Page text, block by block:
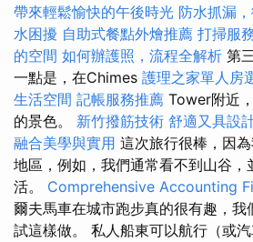
帶來輕鬆愉快的午後時光 防水抓漏
水困擾 自助式餐點外燴推薦 打掃服
的空間 如何辦護照，流程全解析 第
一點是，在Chimes 護理之家單人房
生活空間 記帳服務推薦 Tower附近
的景色。 新竹撥筋技術 舒適又具設
融合美學與實用 這次旅行很棒，因
地區，例如，我們通常看不到山谷，
活。 Comprehensive Accounting
爾夫馬車在城市跑步真的很有趣，我
試這樣做。 私人船東可以航行（或